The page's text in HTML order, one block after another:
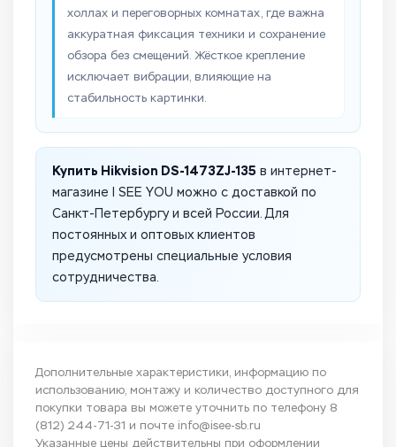
холлах и переговорных комнатах, где важна
аккуратная фиксация техники и сохранение
обзора без смещений. Жёсткое крепление
исключает вибрации, влияющие на
стабильность картинки.
Купить Hikvision DS-1473ZJ-135 в интернет-
магазине I SEE YOU можно с доставкой по
Санкт-Петербургу и всей России. Для
постоянных и оптовых клиентов
предусмотрены специальные условия
сотрудничества.
Дополнительные характеристики, информацию по
использованию, монтажу и количество доступного для
покупки товара вы можете уточнить по телефону 8
(812) 244-71-31 и почте info@isee-sb.ru
Указанные цены действительны при оформлении